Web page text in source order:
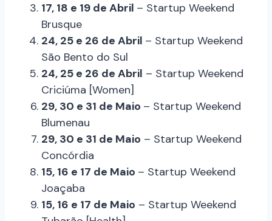
17, 18 e 19 de Abril – Startup Weekend
Brusque
24, 25 e 26 de Abril – Startup Weekend
São Bento do Sul
24, 25 e 26 de Abril – Startup Weekend
Criciúma [Women]
29, 30 e 31 de Maio – Startup Weekend
Blumenau
29, 30 e 31 de Maio – Startup Weekend
Concórdia
15, 16 e 17 de Maio – Startup Weekend
Joaçaba
15, 16 e 17 de Maio – Startup Weekend